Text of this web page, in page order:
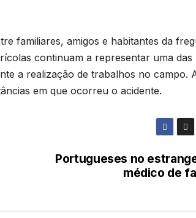
familiares, amigos e habitantes da
continuam a representar uma das
a realização de trabalhos no campo.
em que ocorreu o acidente.
Portugueses no
médico de